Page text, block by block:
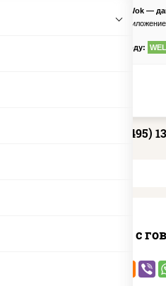
PizzaSushiWok —
Скачайте
по промокоду:
+7 (495)
Удон с